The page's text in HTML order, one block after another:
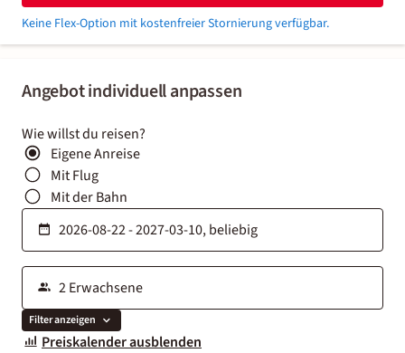
Angebot individuell anpassen
Wie willst du reisen?
Eigene Anreise
Mit Flug
Mit der Bahn
Filter anzeigen
Preiskalender ausblenden
Keine Flex-Option mit kostenfreier Stornierung verfügbar.